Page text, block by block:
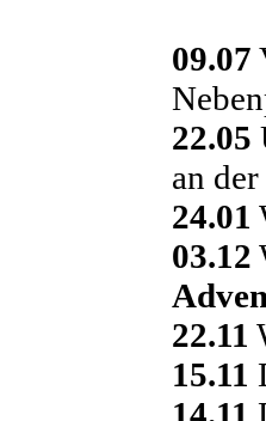
09.07
22.05
an
24.01
03.12
22.11
15.11